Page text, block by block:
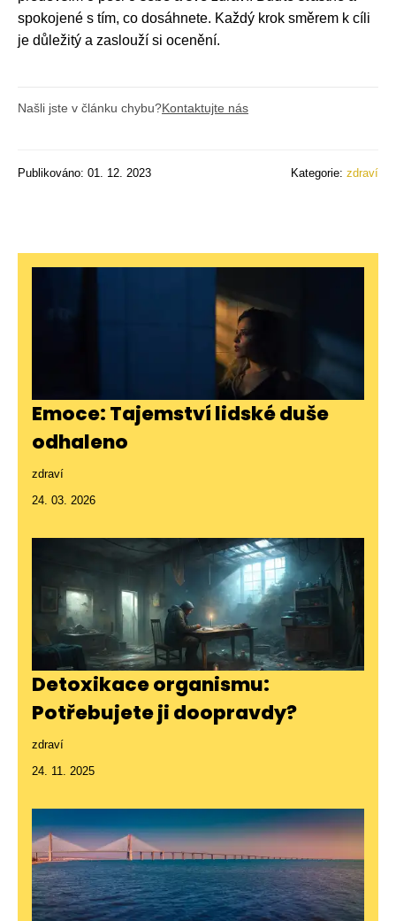
spokojené s tím, co dosáhnete. Každý krok směrem k cíli
je důležitý a zaslouží si ocenění.
Našli jste v článku chybu?Kontaktujte nás
Publikováno: 01. 12. 2023 Kategorie: zdraví
Emoce: Tajemství lidské duše
odhaleno
zdraví
24. 03. 2026
Detoxikace organismu:
Potřebujete ji doopravdy?
zdraví
24. 11. 2025